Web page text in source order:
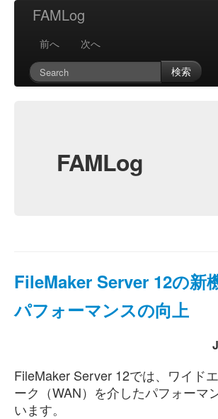
FAMLog
前へ
次へ
検索
FAMLog
FileMaker Server 12の新
パフォーマンスの向上
FileMaker Server 12では、ワイド
ーク（WAN）を介したパフォーマ
います。